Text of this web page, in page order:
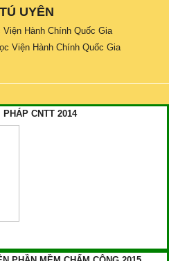
UYÊN
Viện Hành Chính Quốc Gia
Viện Hành Chính Quốc Gia
CNTT 2014